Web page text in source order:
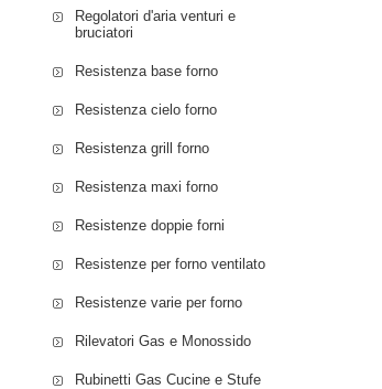
Regolatori d'aria venturi e
bruciatori
Resistenza base forno
Resistenza cielo forno
Resistenza grill forno
Resistenza maxi forno
Resistenze doppie forni
Resistenze per forno ventilato
Resistenze varie per forno
Rilevatori Gas e Monossido
Rubinetti Gas Cucine e Stufe